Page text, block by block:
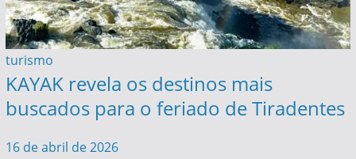
turismo
KAYAK revela os destinos mais
buscados para o feriado de Tiradentes
16 de abril de 2026